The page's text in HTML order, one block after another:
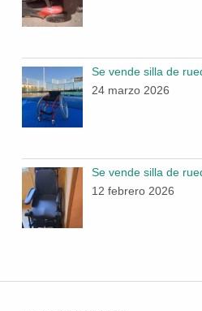
Se vende silla de
24 marzo 2026
Se vende silla de
12 febrero 2026
Navegación de entradas